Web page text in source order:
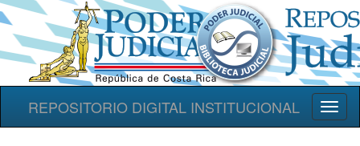
REPOSITORIO DIGITAL INSTITUCIONAL